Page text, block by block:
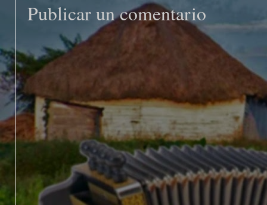
Publicar un comentario